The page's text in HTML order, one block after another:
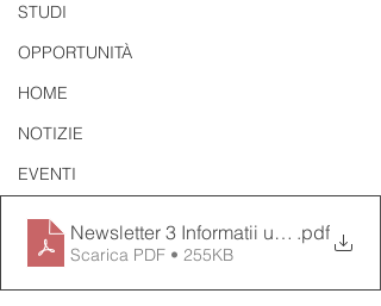
STUDI
OPPORTUNITÀ
HOME
NOTIZIE
EVENTI
Newsletter 3 Informatii utile.pdf
Scarica PDF • 255KB